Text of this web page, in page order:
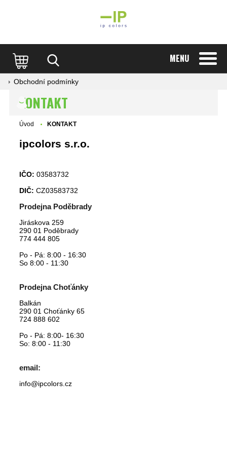
MENU
Obchodní podmínky
KONTAKT
Úvod KONTAKT
ipcolors s.r.o.
IČO: 03583732
DIČ: CZ03583732
Prodejna Poděbrady
Jiráskova 259
290 01 Poděbrady
774 444 805
Po - Pá: 8:00 - 16:30
So 8:00 - 11:30
Prodejna Choťánky
Balkán
290 01 Choťánky 65
724 888 602
Po - Pá: 8:00- 16:30
So: 8:00 - 11:30
email:
info@ipcolors.cz